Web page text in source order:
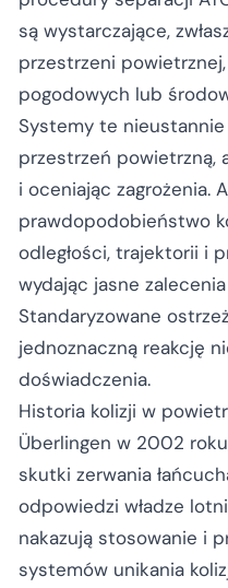
są wystarczające,
przestrzeni
pogodowych lub
Systemy te
przestrzeń powietrzną,
i oceniając zagrożenia.
prawdopodobieństwo
odległości, trajektorii i
wydając jasne
Standaryzowane
jednoznaczną reakcję
doświadczenia.
Historia kolizji w
Überlingen w 2002
skutki zerwania
odpowiedzi władze
nakazują stosowanie i
systemów unikania